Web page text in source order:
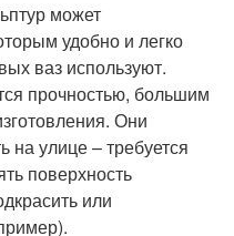
может
удобно и легко
ваз используют.
прочностью, большим
Они
на улице – требуется
поверхность
или